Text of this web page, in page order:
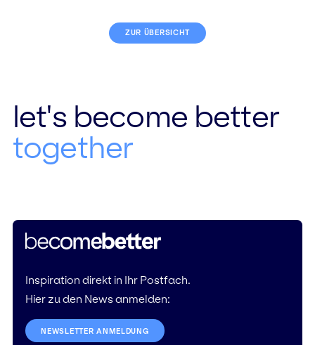
ZUR ÜBERSICHT
let's become better
together
Inspiration direkt in Ihr Postfach.
Hier zu den News anmelden:
NEWSLETTER ANMELDUNG